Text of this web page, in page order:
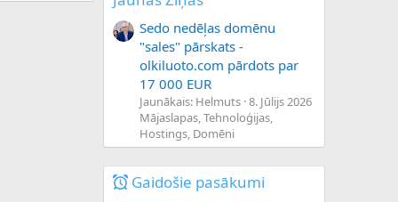
Sedo nedēļas domēnu
"sales" pārskats -
olkiluoto.com pārdots par
17 000 EUR
Jaunākais: Helmuts 8. Jūlijs 2026
Mājaslapas, Tehnoloģijas,
Hostings, Domēni
Gaidošie pasākumi